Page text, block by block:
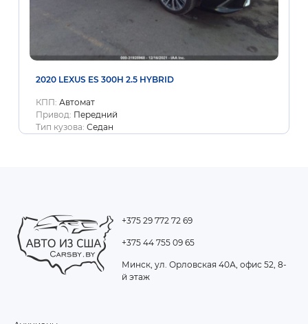
2020 LEXUS ES 300H 2.5 HYBRID
КПП: Автомат
Привод: Передний
Тип кузова: Седан
+375 29 772 72 69
+375 44 755 09 65
Минск, ул. Орловская 40А, офис 52, 8-
й этаж